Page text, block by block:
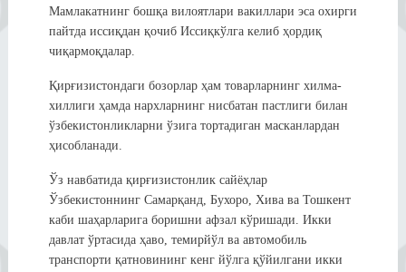
Мамлакатнинг бошқа вилоятлари вакиллари эса охирги
пайтда иссиқдан қочиб Иссиқкўлга келиб ҳордиқ
чиқармоқдалар.
Қирғизистондаги бозорлар ҳам товарларнинг хилма-
хиллиги ҳамда нархларнинг нисбатан пастлиги билан
ўзбекистонликларни ўзига тортадиган масканлардан
ҳисобланади.
Ўз навбатида қирғизистонлик сайёҳлар
Ўзбекистоннинг Самарқанд, Бухоро, Хива ва Тошкент
каби шаҳарларига боришни афзал кўришади. Икки
давлат ўртасида ҳаво, темирйўл ва автомобиль
транспорти қатновининг кенг йўлга қўйилгани икки